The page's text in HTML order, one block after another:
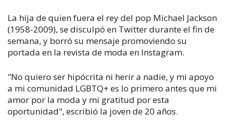
La hija de quien fuera el rey del pop Michael Jackson
(1958-2009), se disculpó en Twitter durante el fin de
semana, y borró su mensaje promoviendo su
portada en la revista de moda en Instagram.
"No quiero ser hipócrita ni herir a nadie, y mi apoyo
a mi comunidad LGBTQ+ es lo primero antes que mi
amor por la moda y mi gratitud por esta
oportunidad", escribió la joven de 20 años.